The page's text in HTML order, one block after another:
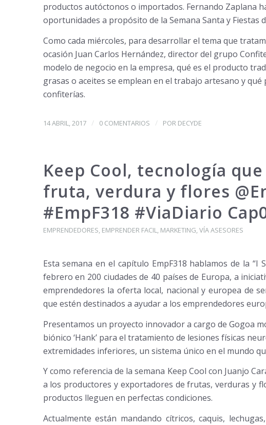
productos autóctonos o importados. Fernando Zaplana
oportunidades a propósito de la Semana Santa y Fiestas
Como cada miércoles, para desarrollar el tema que
ocasión Juan Carlos Hernández, director del grupo
modelo de negocio en la empresa, qué es el producto
grasas o aceites se emplean en el trabajo artesano y
confiterías.
14 ABRIL, 2017 / 0 COMENTARIOS / POR DECYDE
Keep Cool, tecnología
fruta, verdura y flores
#EmpF318 #ViaDiario
EMPRENDEDORES, EMPRENDER FACIL, MARKETING,VÍA ASESORES
Esta semana en el capítulo EmpF318 hablamos de la
febrero en 200 ciudades de 40 países de Europa, a
emprendedores la oferta local, nacional y europea de
que estén destinados a ayudar a los emprendedores
Presentamos un proyecto innovador a cargo de Gogoa
biónico ‘Hank’ para el tratamiento de lesiones físicas
extremidades inferiores, un sistema único en el mundo
Y como referencia de la semana Keep Cool con Juanjo
a los productores y exportadores de frutas, verduras y
productos lleguen en perfectas condiciones.
Actualmente están mandando cítricos, caquis,